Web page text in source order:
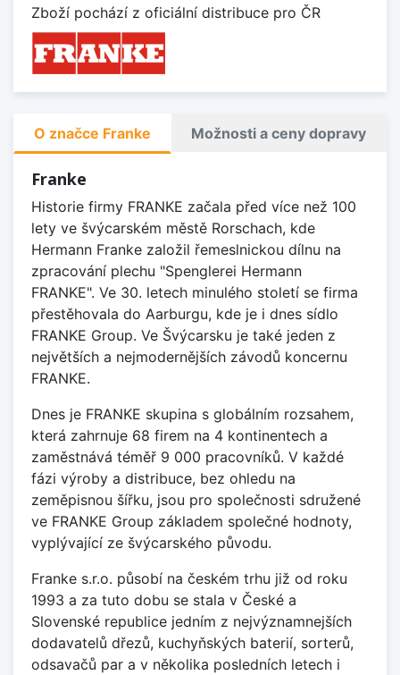
Zboží pochází z oficiální distribuce pro ČR
O značce Franke Možnosti a ceny dopravy
Franke
Historie firmy FRANKE začala před více než 100
lety ve švýcarském městě Rorschach, kde
Hermann Franke založil řemeslnickou dílnu na
zpracování plechu "Spenglerei Hermann
FRANKE". Ve 30. letech minulého století se firma
přestěhovala do Aarburgu, kde je i dnes sídlo
FRANKE Group. Ve Švýcarsku je také jeden z
největších a nejmodernějších závodů koncernu
FRANKE.
Dnes je FRANKE skupina s globálním rozsahem,
která zahrnuje 68 firem na 4 kontinentech a
zaměstnává téměř 9 000 pracovníků. V každé
fázi výroby a distribuce, bez ohledu na
zeměpisnou šířku, jsou pro společnosti sdružené
ve FRANKE Group základem společné hodnoty,
vyplývající ze švýcarského původu.
Franke s.r.o. působí na českém trhu již od roku
1993 a za tuto dobu se stala v České a
Slovenské republice jedním z nejvýznamnejších
dodavatelů dřezů, kuchyňských baterií, sorterů,
odsavačů par a v několika posledních letech i